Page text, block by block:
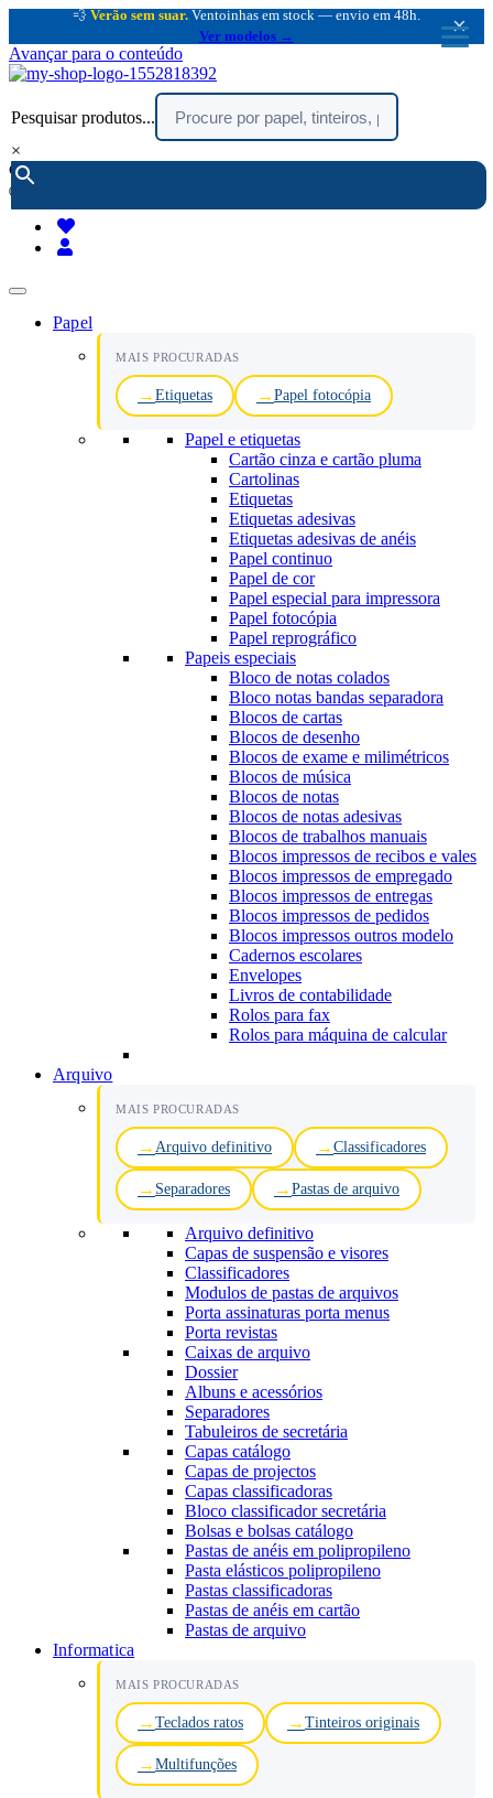
💨 Verão sem suar. Ventoinhas em stock — envio em 48h.
Ver modelos →
×
Avançar para o conteúdo
Pesquisar produtos...
×
encomendar por telefone :
(chamada rede fixa nacional)
Papel
MAIS PROCURADAS
Etiquetas Papel fotocópia
Papel e etiquetas
Cartão cinza e cartão pluma
Cartolinas
Etiquetas
Etiquetas adesivas
Etiquetas adesivas de anéis
Papel continuo
Papel de cor
Papel especial para impressora
Papel fotocópia
Papel reprográfico
Papeis especiais
Bloco de notas colados
Bloco notas bandas separadora
Blocos de cartas
Blocos de desenho
Blocos de exame e milimétricos
Blocos de música
Blocos de notas
Blocos de notas adesivas
Blocos de trabalhos manuais
Blocos impressos de recibos e vales
Blocos impressos de empregado
Blocos impressos de entregas
Blocos impressos de pedidos
Blocos impressos outros modelo
Cadernos escolares
Envelopes
Livros de contabilidade
Rolos para fax
Rolos para máquina de calcular
Arquivo
MAIS PROCURADAS
Arquivo definitivo Classificadores
Separadores Pastas de arquivo
Arquivo definitivo
Capas de suspensão e visores
Classificadores
Modulos de pastas de arquivos
Porta assinaturas porta menus
Porta revistas
Caixas de arquivo
Dossier
Albuns e acessórios
Separadores
Tabuleiros de secretária
Capas catálogo
Capas de projectos
Capas classificadoras
Bloco classificador secretária
Bolsas e bolsas catálogo
Pastas de anéis em polipropileno
Pasta elásticos polipropileno
Pastas classificadoras
Pastas de anéis em cartão
Pastas de arquivo
Informatica
MAIS PROCURADAS
Teclados ratos Tinteiros originais
Multifunções